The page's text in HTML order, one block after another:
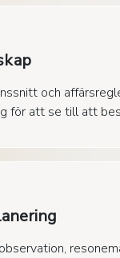
och
för att se till att